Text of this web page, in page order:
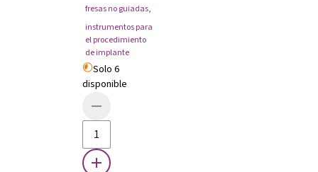
fresas no guiadas,
instrumentos para
el procedimiento
de implante
Solo 6
disponible